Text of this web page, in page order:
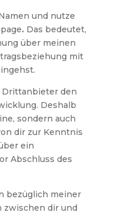
und nutze
. Das bedeutet,
über meinen
mit
Drittanbieter den
Deshalb
sondern auch
dir zur Kenntnis
ein
Abschluss des
bezüglich meiner
dir und